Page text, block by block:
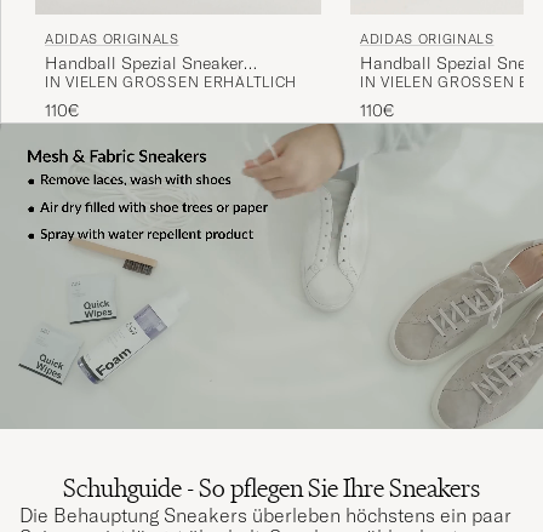
ADIDAS ORIGINALS
Handball Spezial Sneaker
Navy/White
IN VIELEN GRÖSSEN ERHÄLTLICH
110€
ADIDAS ORIGINALS
Handball Spezial
Black/White
IN VIELEN GRÖSSEN
110€
Schuhguide - So pflegen Sie Ihre Sneakers
Die Behauptung Sneakers überleben höchstens ein paar